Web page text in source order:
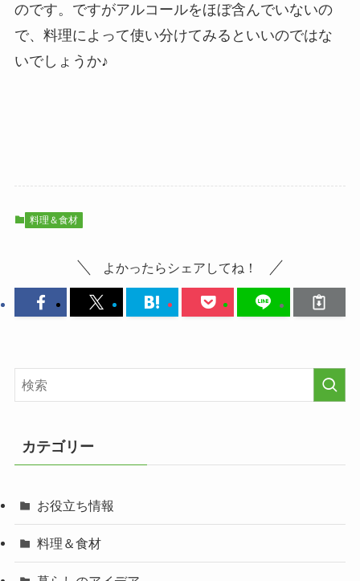
のです。ですがアルコールをほぼ含んでいないの
で、料理によって使い分けてみるといいのではな
いでしょうか♪
料理＆食材
よかったらシェアしてね！
カテゴリー
お役立ち情報
料理＆食材